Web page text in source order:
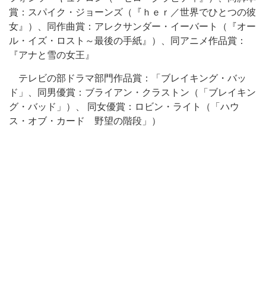
賞：スパイク・ジョーンズ（『ｈｅｒ／世界でひとつの彼
女』）、同作曲賞：アレクサンダー・イーバート（『オー
ル・イズ・ロスト～最後の手紙』）、同アニメ作品賞：
『アナと雪の女王』
テレビの部ドラマ部門作品賞：「ブレイキング・バッ
ド」、同男優賞：ブライアン・クラストン（「ブレイキン
グ・バッド」）、 同女優賞：ロビン・ライト（「ハウ
ス・オブ・カード 野望の階段」）